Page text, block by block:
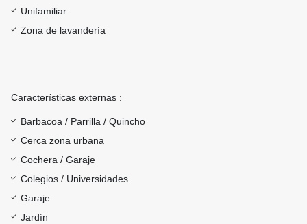
Unifamiliar
Zona de lavandería
Características externas :
Barbacoa / Parrilla / Quincho
Cerca zona urbana
Cochera / Garaje
Colegios / Universidades
Garaje
Jardín